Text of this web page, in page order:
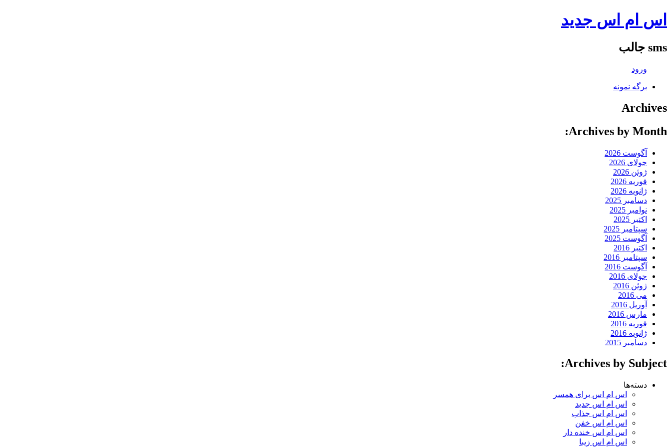
اس ام اس جدید
sms جالب
ورود
برگه نمونه
Archives
Archives by Month:
آگوست 2026
جولای 2026
ژوئن 2026
فوریه 2026
ژانویه 2026
دسامبر 2025
نوامبر 2025
اکتبر 2025
سپتامبر 2025
آگوست 2025
اکتبر 2016
سپتامبر 2016
آگوست 2016
جولای 2016
ژوئن 2016
می 2016
آوریل 2016
مارس 2016
فوریه 2016
ژانویه 2016
دسامبر 2015
Archives by Subject:
دسته‌ها
اس ام اس برای همسر
اس ام اس جدید
اس ام اس جذاب
اس ام اس خفن
اس ام اس خنده دار
اس ام اس زیبا